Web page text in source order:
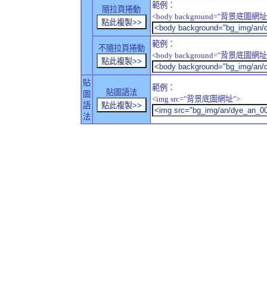
隨拉頁捲動
範例：
<body background="背景底圖網
不隨拉頁捲動
範例：
<body background="背景底圖網
貼
圖
語
法
貼圖語法
範例：
<img src="背景底圖網址">